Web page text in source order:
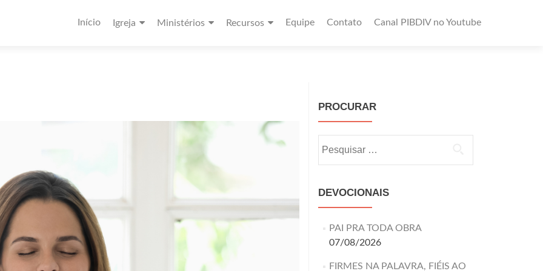
Início Igreja Ministérios Recursos Equipe Contato Canal PIBDIV no Youtube
PROCURAR
DEVOCIONAIS
PAI PRA TODA OBRA
07/08/2026
FIRMES NA PALAVRA, FIÉIS AO